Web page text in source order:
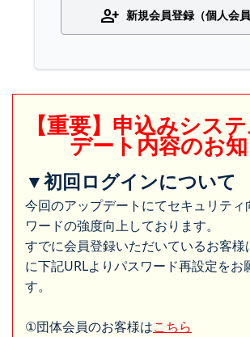
person_add 新規会員登録（個人会員
【重要】申込みシス
デート内容のお
▼初回ログインについて
今回のアップデートにてセキュリティ
ワードの強度向上しております。
すでに会員登録いただいているお客
に下記URLよりパスワード再設定をお
す。
①団体会員のお客様はこちら